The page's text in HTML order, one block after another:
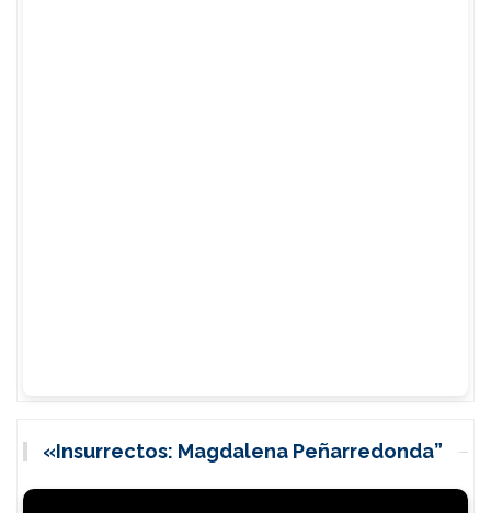
«Insurrectos: Magdalena Peñarredonda”